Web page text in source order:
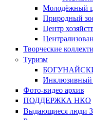
Молодёжный
Природный
Центр
Творческие
Туризм
Инклюзивный
Фото-видео архив
ПОДДЕРЖКА НКО
Выдающиеся люди